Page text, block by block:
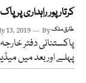
کرتار پور راہداری پر
13, 2019 Byطارق ملک
پاکستنانی دفتر
پہلے اوربعد میں